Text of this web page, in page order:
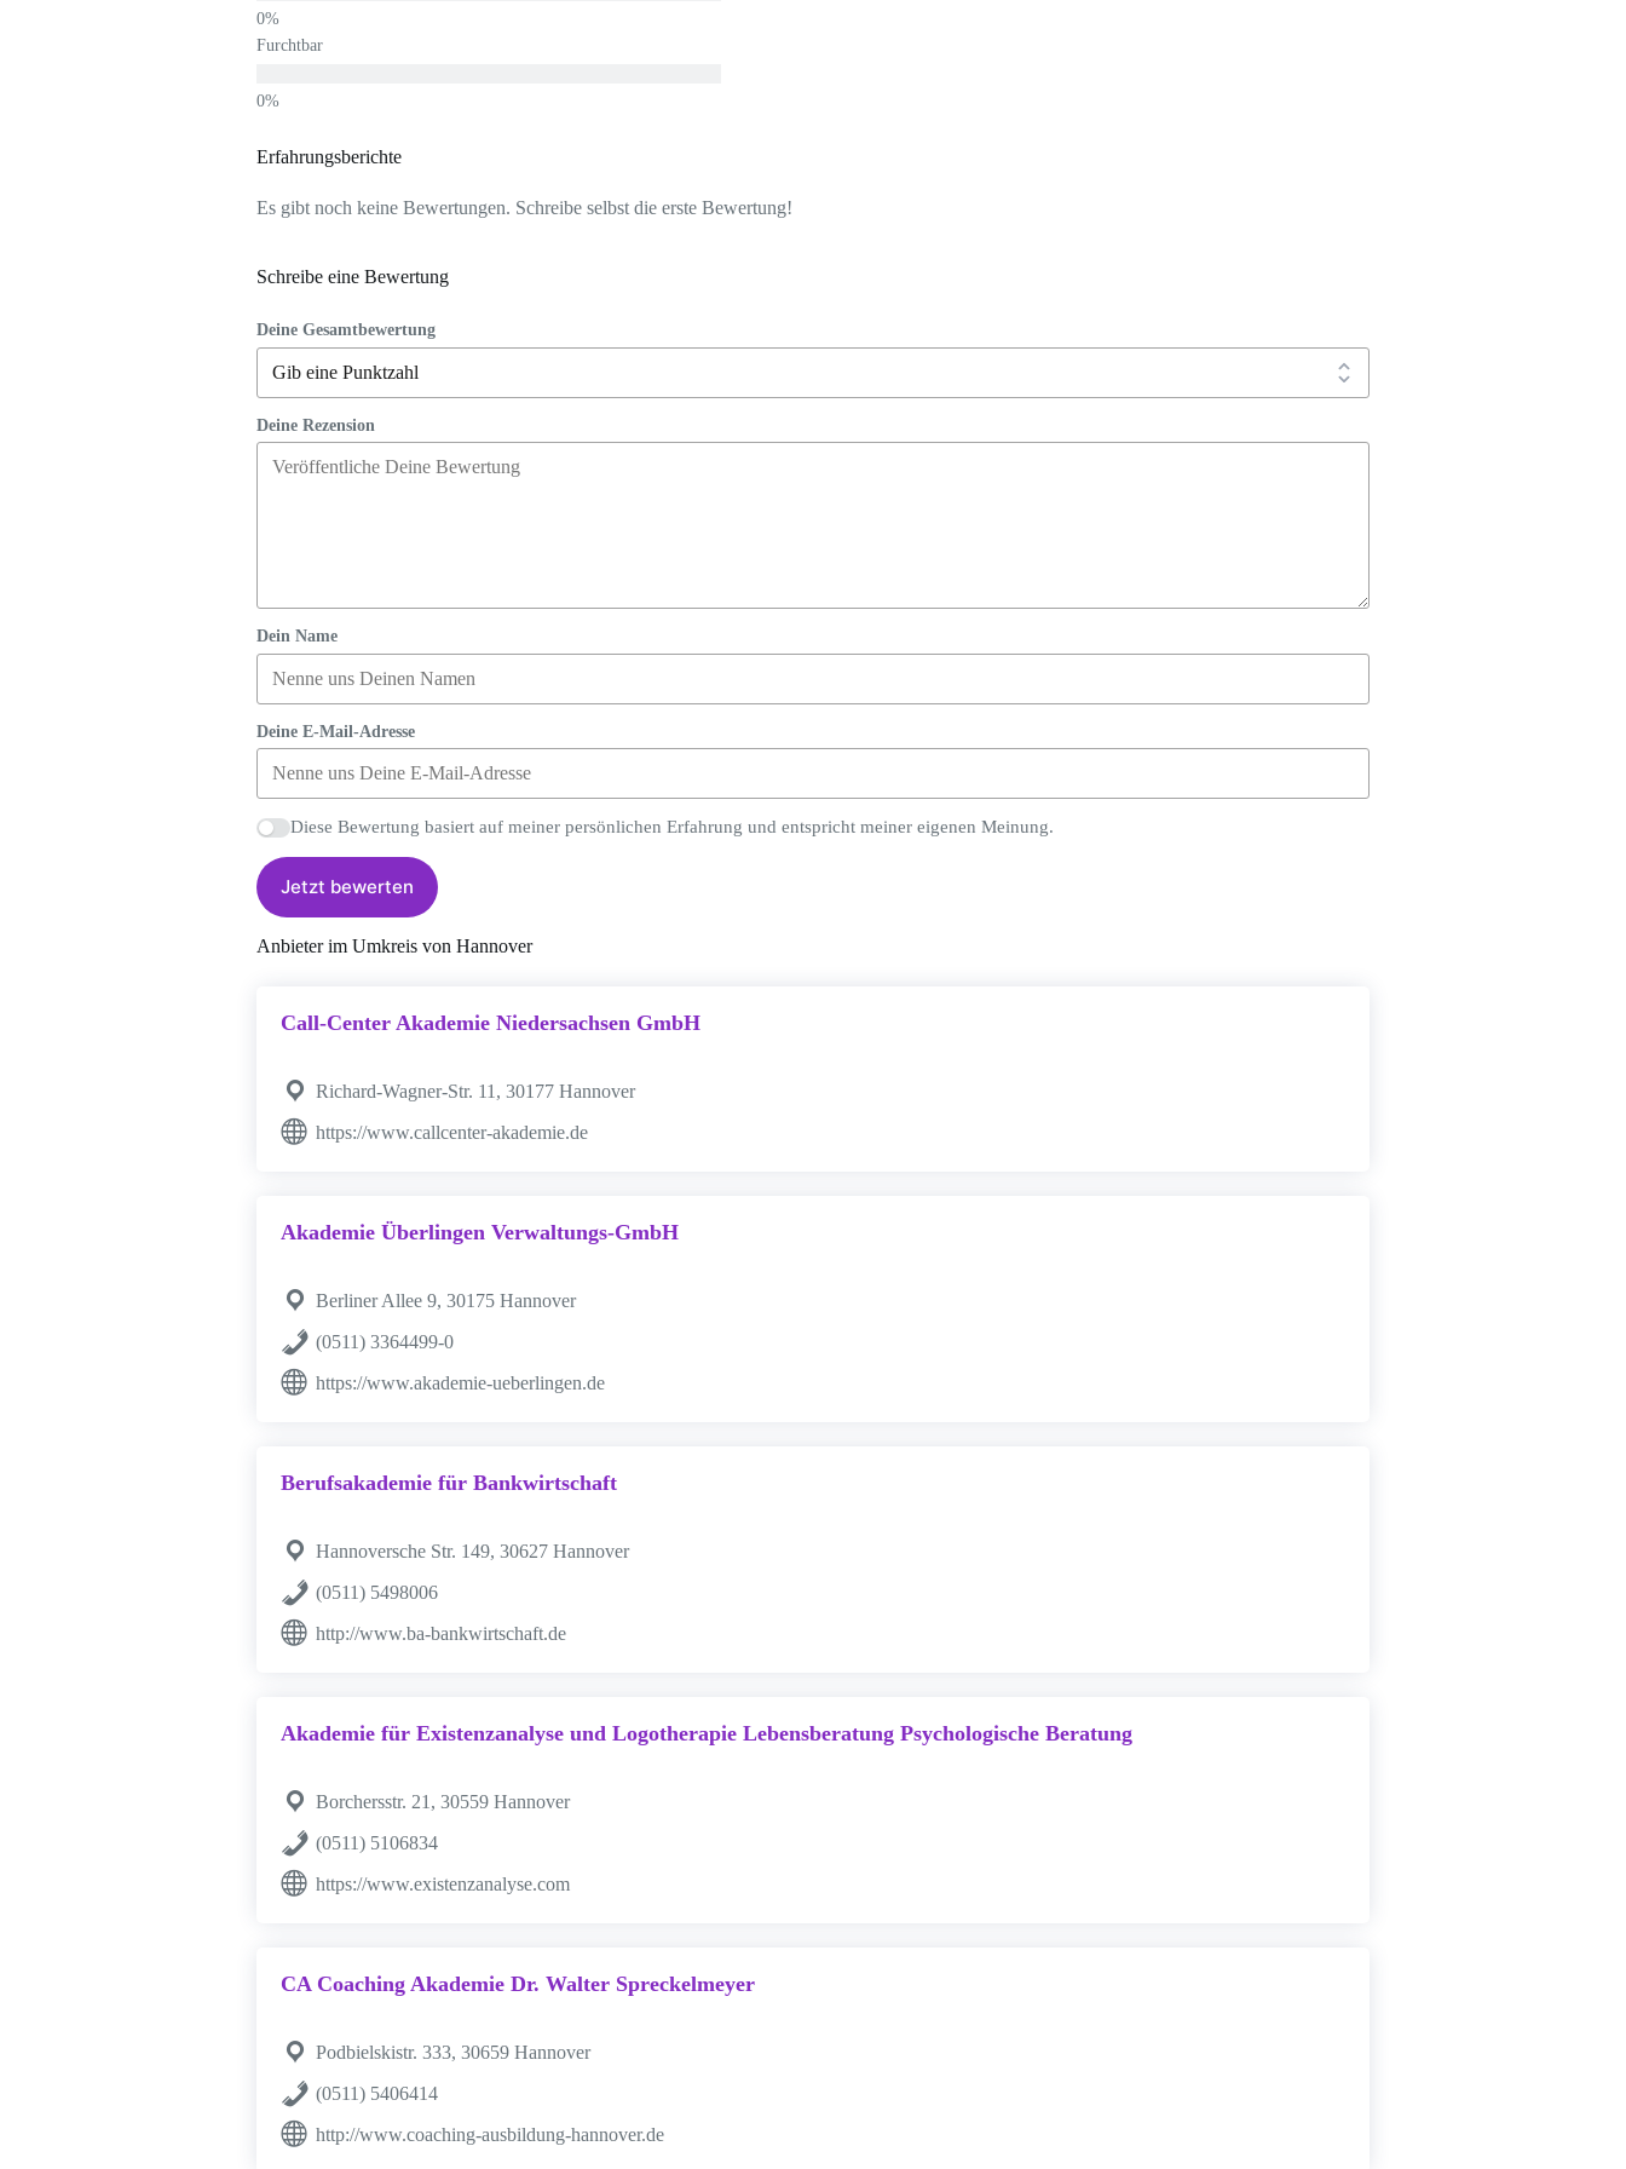
Furchtbar
Erfahrungsberichte
Es gibt noch keine Bewertungen. Schreibe selbst die erste Bewertung!
Schreibe eine Bewertung
Deine Gesamtbewertung
Deine Rezension
Dein Name
Deine E-Mail-Adresse
Diese Bewertung basiert auf meiner persönlichen Erfahrung und entspricht meiner eigenen Meinung.
Jetzt bewerten
Anbieter im Umkreis von Hannover
Call-Center Akademie Niedersachsen GmbH
Richard-Wagner-Str. 11, 30177 Hannover
https://www.callcenter-akademie.de
Akademie Überlingen Verwaltungs-GmbH
Berliner Allee 9, 30175 Hannover
(0511) 3364499-0
https://www.akademie-ueberlingen.de
Berufsakademie für Bankwirtschaft
Hannoversche Str. 149, 30627 Hannover
(0511) 5498006
http://www.ba-bankwirtschaft.de
Akademie für Existenzanalyse und Logotherapie Lebensberatung Psychologische Beratung
Borchersstr. 21, 30559 Hannover
(0511) 5106834
https://www.existenzanalyse.com
CA Coaching Akademie Dr. Walter Spreckelmeyer
Podbielskistr. 333, 30659 Hannover
(0511) 5406414
http://www.coaching-ausbildung-hannover.de